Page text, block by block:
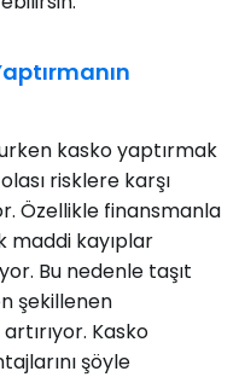
kasko yaptırmak
risklere karşı
Özellikle finansmanla
maddi kayıplar
Bu nedenle taşıt
şekillenen
Kasko
şöyle